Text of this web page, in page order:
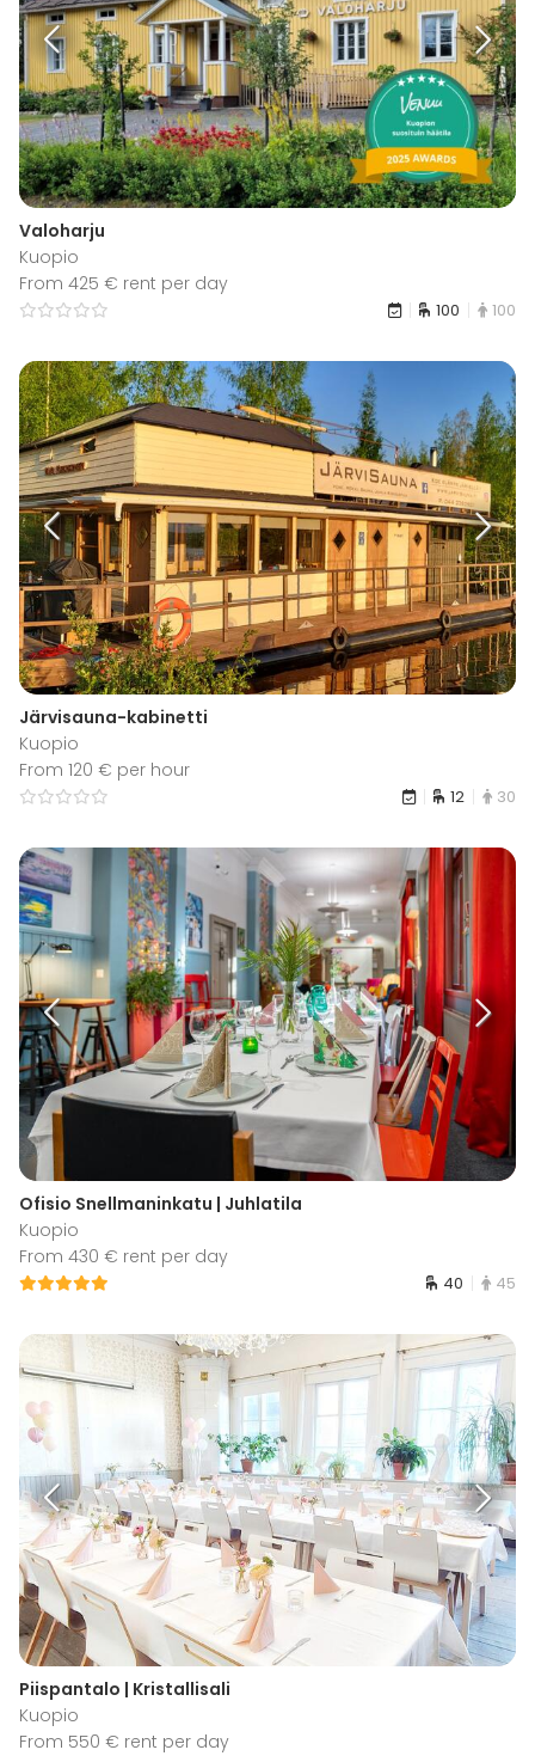
Valoharju
Kuopio
From 425 € rent per day
100 100
Järvisauna-kabinetti
Kuopio
From 120 € per hour
12 30
Ofisio Snellmaninkatu | Juhlatila
Kuopio
From 430 € rent per day
40 45
Piispantalo | Kristallisali
Kuopio
From 550 € rent per day